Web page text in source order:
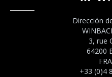
Dirección
3, rue
64200
+33 (0)4